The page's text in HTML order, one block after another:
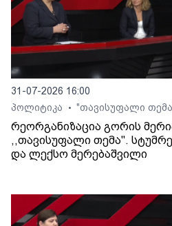
31-07-2026 16:00
პოლიტიკა
• "თავისუფალი
რეორგანიზაცია გორის
,,თავისუფალი თემა".
და ლექსო მერებაშვილი